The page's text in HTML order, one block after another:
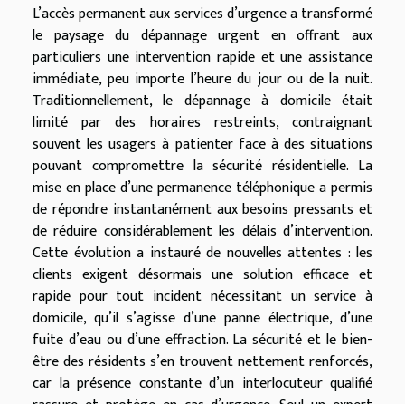
L’accès permanent aux services d’urgence a transformé
le paysage du dépannage urgent en offrant aux
particuliers une intervention rapide et une assistance
immédiate, peu importe l’heure du jour ou de la nuit.
Traditionnellement, le dépannage à domicile était
limité par des horaires restreints, contraignant
souvent les usagers à patienter face à des situations
pouvant compromettre la sécurité résidentielle. La
mise en place d’une permanence téléphonique a permis
de répondre instantanément aux besoins pressants et
de réduire considérablement les délais d’intervention.
Cette évolution a instauré de nouvelles attentes : les
clients exigent désormais une solution efficace et
rapide pour tout incident nécessitant un service à
domicile, qu’il s’agisse d’une panne électrique, d’une
fuite d’eau ou d’une effraction. La sécurité et le bien-
être des résidents s’en trouvent nettement renforcés,
car la présence constante d’un interlocuteur qualifié